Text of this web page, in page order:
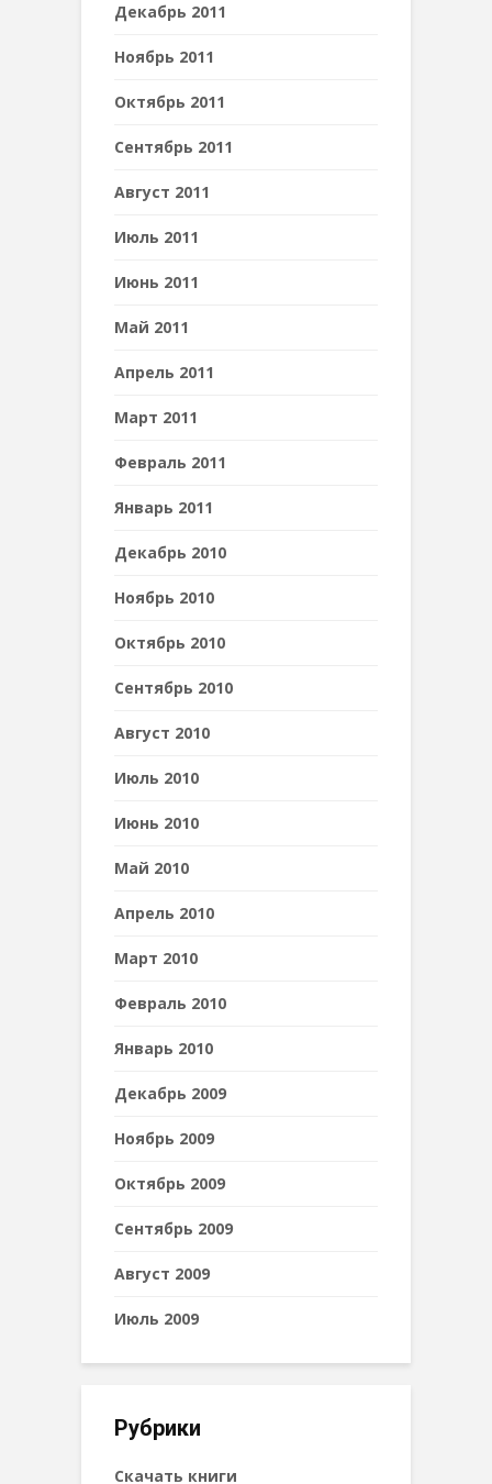
Декабрь 2011
Ноябрь 2011
Октябрь 2011
Сентябрь 2011
Август 2011
Июль 2011
Июнь 2011
Май 2011
Апрель 2011
Март 2011
Февраль 2011
Январь 2011
Декабрь 2010
Ноябрь 2010
Октябрь 2010
Сентябрь 2010
Август 2010
Июль 2010
Июнь 2010
Май 2010
Апрель 2010
Март 2010
Февраль 2010
Январь 2010
Декабрь 2009
Ноябрь 2009
Октябрь 2009
Сентябрь 2009
Август 2009
Июль 2009
Рубрики
Cкачать книги